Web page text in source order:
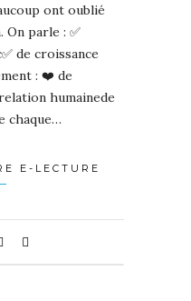
ont oublié
On parle : ✅
de croissance
: ❤️ de
humainede
chaque…
E-LECTURE